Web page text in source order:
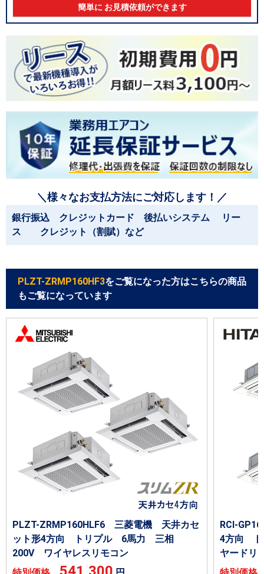
簡単に お見積依頼ができます
＼様々なお支払方法にご対応します！／
銀行振込 クレジットカード 後払いシステム リー
ス クレジット（割賦）など
PLZT-ZRMP160HF3をご覧になった方はこちらの商品
もご覧になっています
PLZT-ZRMP160HLF6 三菱電機 天井カセ
ット形4方向 トリプル 6馬力 三相
200V ワイヤレスリモコン
RCI-
4方向
ヤードリ